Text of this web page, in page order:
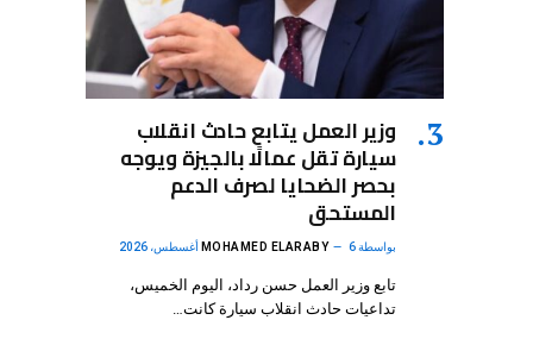
وزير العمل يتابع حادث انقلاب
سيارة تقل عمالًا بالجيزة ويوجه
بحصر الضحايا لصرف الدعم
المستحق
بواسطة MOHAMED ELARABY 6 أغسطس، 2026
تابع وزير العمل حسن رداد، اليوم الخميس،
تداعيات حادث انقلاب سيارة كانت…